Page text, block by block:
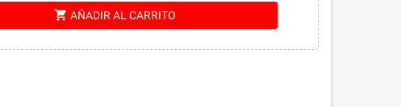
shopping_cart AÑADIR AL CARRITO